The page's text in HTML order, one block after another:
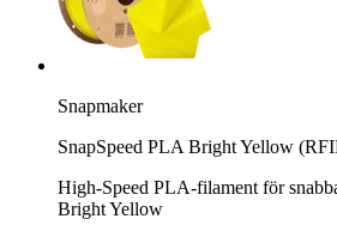
Snapmaker
SnapSpeed PLA Bright Yellow
High-Speed PLA-filament för
Bright Yellow